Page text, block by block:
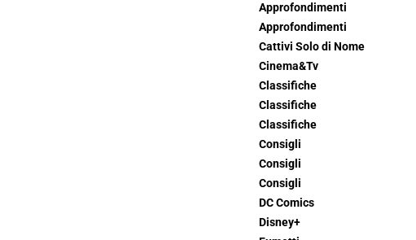
Approfondimenti
Approfondimenti
Cattivi Solo di Nome
Cinema&Tv
Classifiche
Classifiche
Classifiche
Consigli
Consigli
Consigli
DC Comics
Disney+